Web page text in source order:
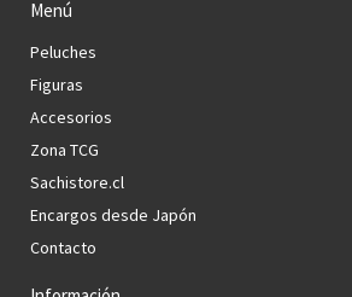
Menú
Peluches
Figuras
Accesorios
Zona TCG
Sachistore.cl
Encargos desde Japón
Contacto